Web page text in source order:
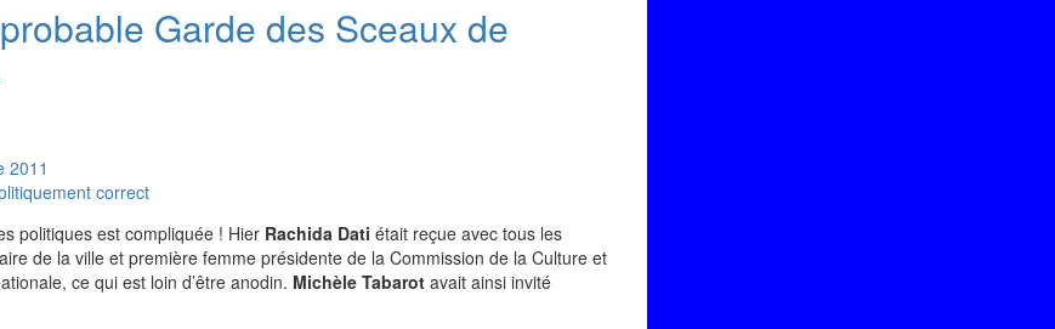
Garde des Sceaux de
2011
correct
politiques est compliquée ! Hier Rachida Dati était reçue avec tous les
de la ville et première femme présidente de la Commission de la Culture et
ce qui est loin d’être anodin. Michèle Tabarot avait ainsi invité